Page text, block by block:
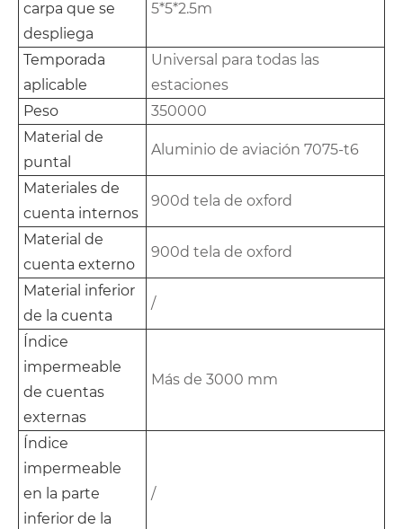
carpa que se
despliega
5*5*2.5m
Temporada
aplicable
Universal para todas las
estaciones
Peso
350000
Material de
puntal
Aluminio de aviación 7075-t6
Materiales de
cuenta internos
900d tela de oxford
Material de
cuenta externo
900d tela de oxford
Material inferior
de la cuenta
/
Índice
impermeable
de cuentas
externas
Más de 3000 mm
Índice
impermeable
en la parte
inferior de la
/